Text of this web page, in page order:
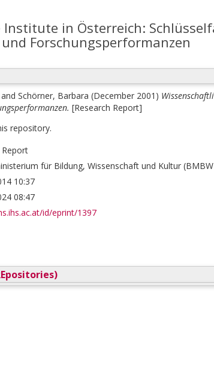
Institute in Österreich:
Forschungsperformanzen
and Schörner, Barbara (December 2001)
[Research Report]
repository.
Report
für Bildung, Wissenschaft und Kultur
10:37
08:47
id/eprint/1397